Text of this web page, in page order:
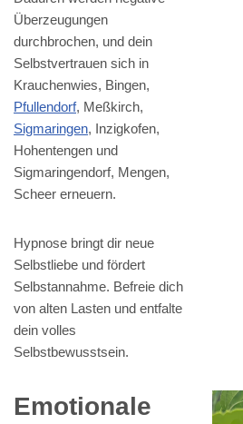
Überzeugungen
durchbrochen, und dein
Selbstvertrauen sich in
Krauchenwies, Bingen,
Pfullendorf, Meßkirch,
Sigmaringen, Inzigkofen,
Hohentengen und
Sigmaringendorf, Mengen,
Scheer erneuern.
Hypnose bringt dir neue
Selbstliebe und fördert
Selbstannahme. Befreie dich
von alten Lasten und entfalte
dein volles
Selbstbewusstsein.
Emotionale